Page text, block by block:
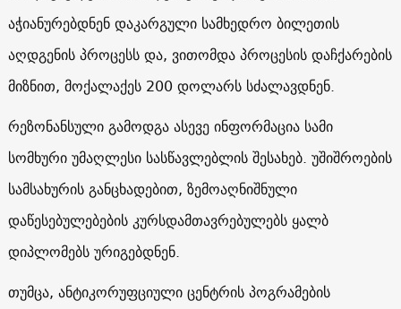
აჭიანურებდნენ დაკარგული სამხედრო ბილეთის
აღდგენის პროცესს და, ვითომდა პროცესის დაჩქარების
მიზნით, მოქალაქეს 200 დოლარს სძალავდნენ.
რეზონანსული გამოდგა ასევე ინფორმაცია სამი
სომხური უმაღლესი სასწავლებლის შესახებ. უშიშროების
სამსახურის განცხადებით, ზემოაღნიშნული
დაწესებულებების კურსდამთავრებულებს ყალბ
დიპლომებს ურიგებდნენ.
თუმცა, ანტიკორუფციული ცენტრის პოგრამების